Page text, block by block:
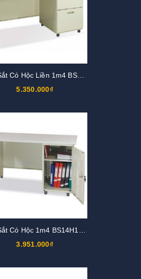
Bàn Sắt Có Hộc Liền 1m4 BS14HK1-LG
5.350.000₫
3.951.000₫